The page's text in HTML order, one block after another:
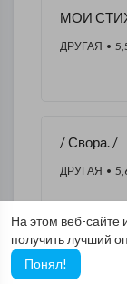
На этом веб-сайте
получить лучший
Понял!
МОИ
ДРУГАЯ •
/ Свора. /
ДРУГАЯ •